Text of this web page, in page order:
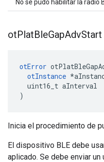
No se pudo habilitar la radio
otPlatBleGapAdvStart
otError
otInstance *
uint16_t aInterval
)
Inicia el procedimiento de
El dispositivo BLE debe
aplicado. Se debe enviar